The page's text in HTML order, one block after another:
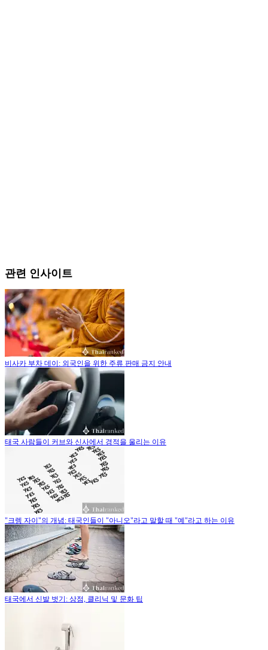
관련 인사이트
비사카 부차 데이: 외국인을 위한 주류 판매 금지 안내
태국 사람들이 커브와 신사에서 경적을 울리는 이유
"크렝 자이"의 개념: 태국인들이 "아니오"라고 말할 때 "예"라고 하는 이유
태국에서 신발 벗기: 상점, 클리닉 및 문화 팁